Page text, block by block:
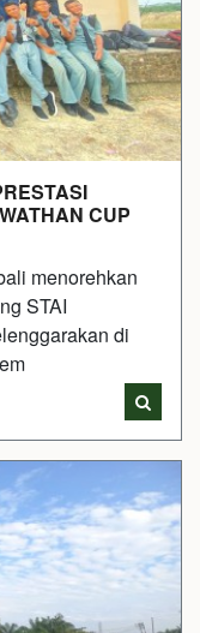
CUP
menorehkan
STAI
di